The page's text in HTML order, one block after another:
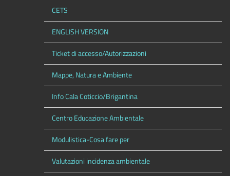
CETS
ENGLISH VERSION
Ticket di accesso/Autorizzazioni
Mappe, Natura e Ambiente
Info Cala Coticcio/Brigantina
Centro Educazione Ambientale
Modulistica-Cosa fare per
Valutazioni incidenza ambientale